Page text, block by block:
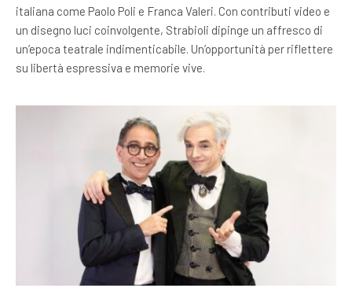
italiana come Paolo Poli e Franca Valeri. Con contributi video e
un disegno luci coinvolgente, Strabioli dipinge un affresco di
un’epoca teatrale indimenticabile. Un’opportunità per riflettere
su libertà espressiva e memorie vive.